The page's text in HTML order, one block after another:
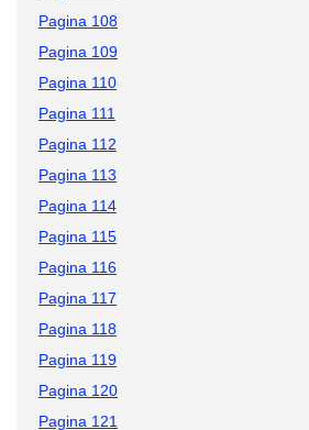
Pagina 108
Pagina 109
Pagina 110
Pagina 111
Pagina 112
Pagina 113
Pagina 114
Pagina 115
Pagina 116
Pagina 117
Pagina 118
Pagina 119
Pagina 120
Pagina 121